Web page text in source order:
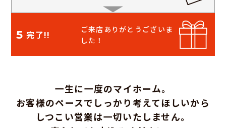
5 完了!! ご来店ありがとう ございま
した！
一生に一度のマイホーム。
お客様のペースでしっかり考えてほしいから
しつこい営業は一切いたしません。